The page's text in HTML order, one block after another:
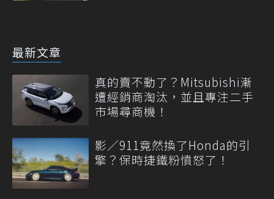
最新文章
真的賣不動了？Mitsubishi漸
遭經銷商淘汰，並且專注二手
市場尋商機！
影／911竟然換了Honda的引
擎？保時捷鐵粉憤怒了！